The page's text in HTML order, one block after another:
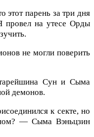
этот парень за три дня
провел на утесе Орды
не могли поверить
Сун и Сыма
демонов.
к секте, но
— Сыма Вэньцзин